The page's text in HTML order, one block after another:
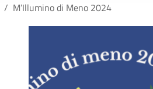
M’Illumino di Meno 2024